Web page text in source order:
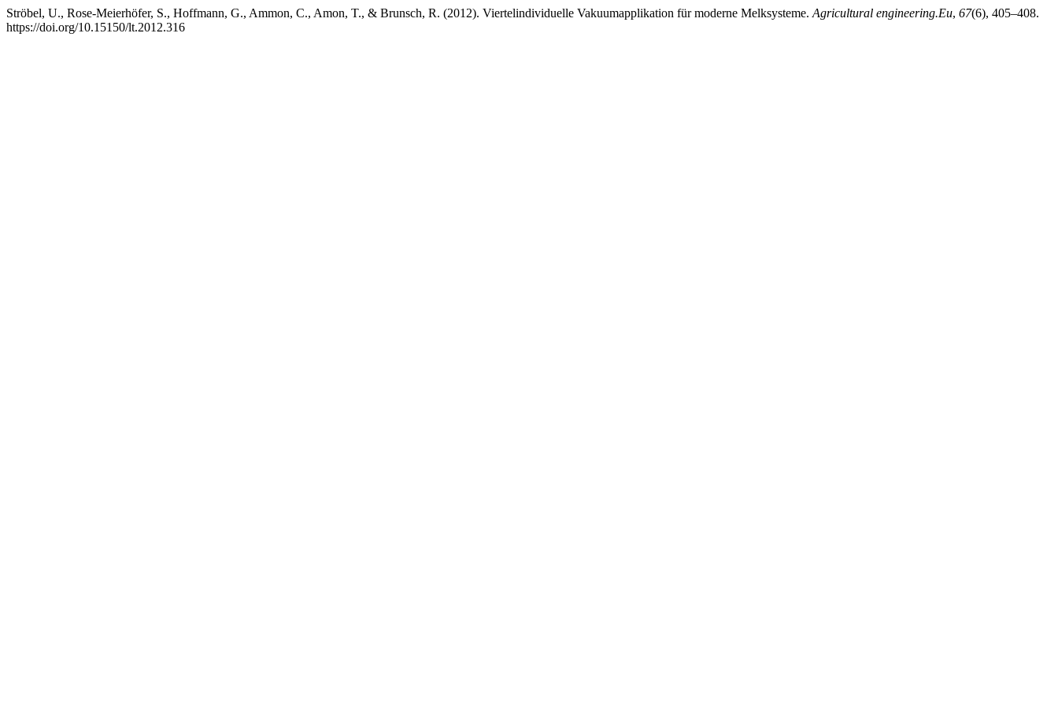
Ströbel, U., Rose-Meierhöfer, S., Hoffmann, G., Ammon, C., Amon, T., & Brunsch, R. (2012). Viertelindividuelle Vakuumapplikation für moderne Melksysteme. Agricultural engineering.Eu, 67(6), 405–408.
https://doi.org/10.15150/lt.2012.316